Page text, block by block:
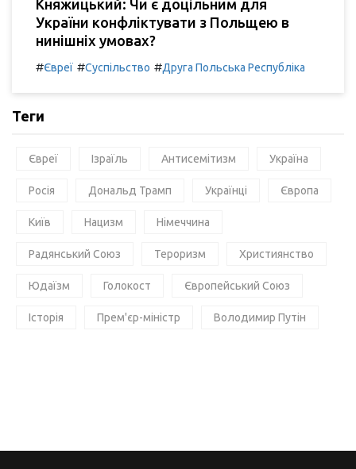
Княжицький: Чи є доцільним для
України конфліктувати з Польщею в
нинішніх умовах?
#Євреї #Суспільство #Друга Польська Республіка
Теги
Євреї Ізраїль Антисемітизм Україна
Росія Дональд Трамп Українці Європа
Київ Нацизм Німеччина
Радянський Союз Тероризм Християнство
Юдаїзм Голокост Європейський Союз
Історія Прем'єр-міністр Володимир Путін